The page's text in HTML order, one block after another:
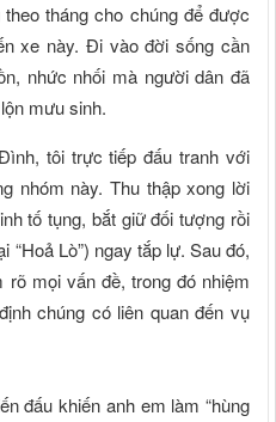
theo tháng cho chúng để được
xe này. Đi vào đời sống cần
nhức nhối mà người dân đã
mưu sinh.
tôi trực tiếp đấu tranh với
nhóm này. Thu thập xong lời
tố tụng, bắt giữ đối tượng rồi
Lò”) ngay tắp lự. Sau đó,
mọi vấn đề, trong đó nhiệm
chúng có liên quan đến vụ
đấu khiến anh em làm “hùng